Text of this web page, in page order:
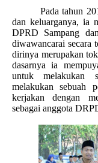
Pada tahun
dan keluarganya, ia
DPRD Sampang
diwawancarai secara
dirinya merupakan
dasarnya ia
untuk melakukan
melakukan sebuah
kerjakan dengan
sebagai anggota